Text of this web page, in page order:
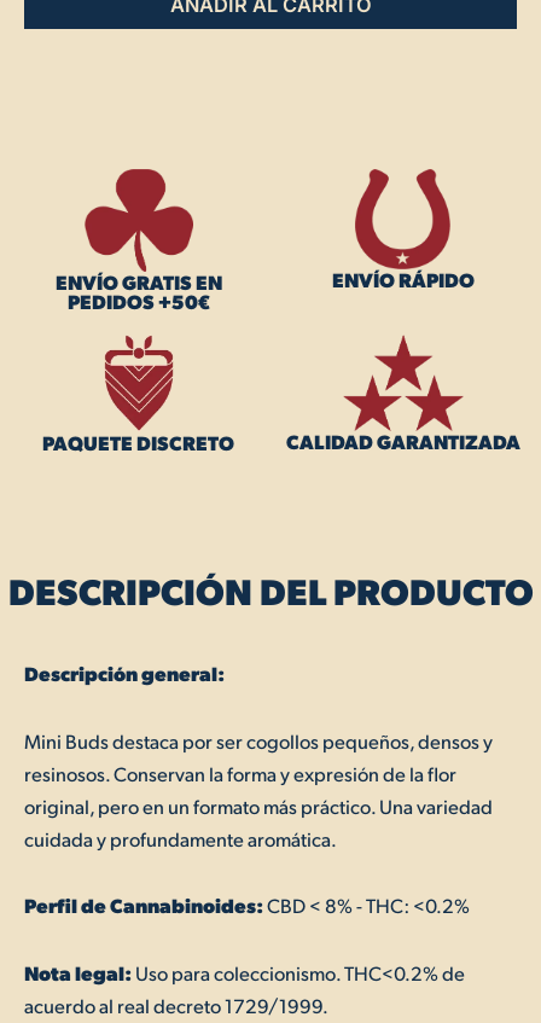
ENVÍO GRATIS EN
PEDIDOS +50€
ENVÍO RÁPIDO
PAQUETE DISCRETO CALIDAD GARANTIZADA
DESCRIPCIÓN DEL PRODUCTO
Descripción general:
Mini Buds destaca por ser cogollos pequeños, densos y
resinosos. Conservan la forma y expresión de la flor
original, pero en un formato más práctico. Una variedad
cuidada y profundamente aromática.
Perfil de Cannabinoides:CBD < 8% - THC: <0.2%
Nota legal:Uso para coleccionismo. THC<0.2% de
acuerdo al real decreto 1729/1999.